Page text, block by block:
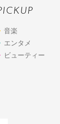
音楽
エンタメ
ビューティー